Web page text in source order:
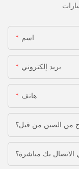
اسم
بريد إلكتروني
هاتف
من الصين من قبل؟
الاتصال بك مباشرة؟